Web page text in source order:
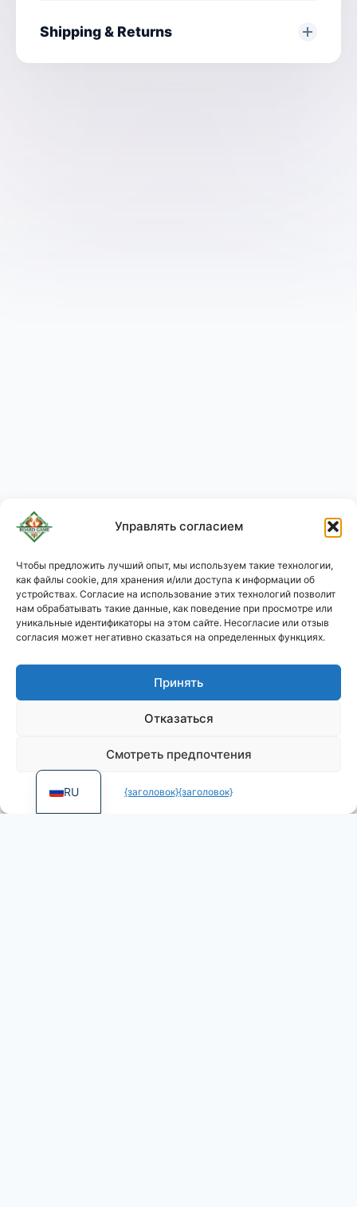
Управлять согласием
Чтобы предложить лучший опыт, мы используем такие технологии,
как файлы cookie, для хранения и/или доступа к информации об
устройствах. Согласие на использование этих технологий позволит
нам обрабатывать такие данные, как поведение при просмотре или
уникальные идентификаторы на этом сайте. Несогласие или отзыв
согласия может негативно сказаться на определенных функциях.
Принять
Отказаться
Смотреть предпочтения
{заголовок}{заголовок}
Shipping & Returns
RU
PL
JA
KO